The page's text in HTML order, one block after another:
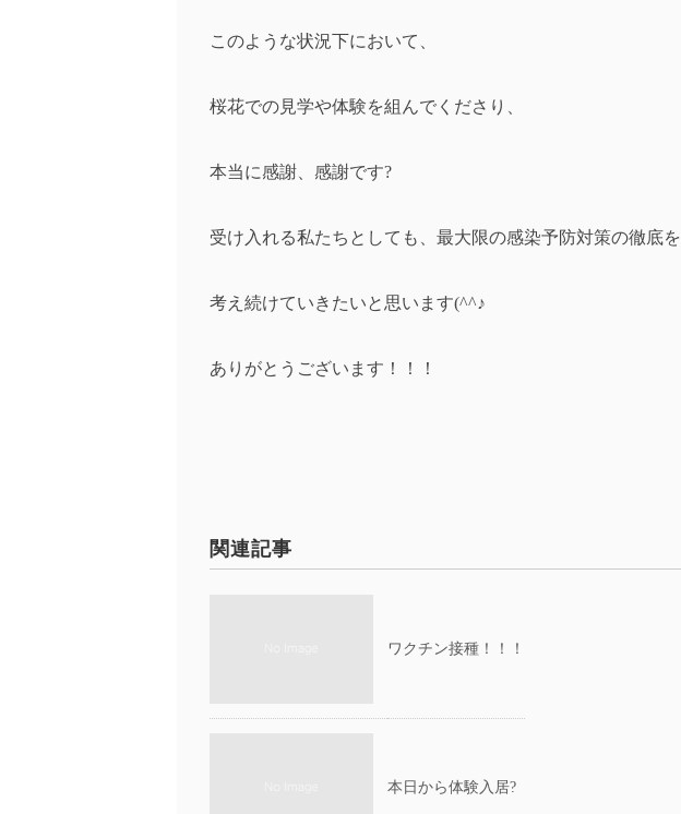
このような状況下において、
桜花での見学や体験を組んでくださり、
本当に感謝、感謝です?
受け入れる私たちとしても、最大限の感染予防対策の徹底を
考え続けていきたいと思います(^^♪
ありがとうございます！！！
関連記事
ワクチン接種！！！
本日から体験入居?